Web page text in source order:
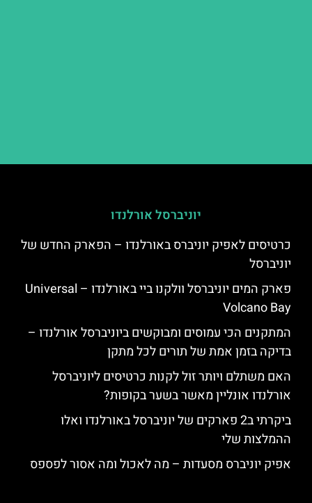
יוניברסל אורלנדו
כרטיסים לאפיק יוניברס באורלנדו – הפארק החדש של
יוניברסל
פארק המים יוניברסל וולקנו ביי באורלנדו – Universal
Volcano Bay
המתקנים הכי עמוסים ומבוקשים ביוניברסל אורלנדו –
בדיקה בזמן אמת של תורים לכל מתקן
האם משתלם ויותר זול לקנות כרטיסים ליוניברסל
אורלנדו אונליין מאשר בשער בקופות?
ביקרתי ב2 פארקים של יוניברסל באורלנדו ואלו
ההמלצות שלי
אפיק יוניברס מסעדות – מה לאכול ומה אסור לפספס